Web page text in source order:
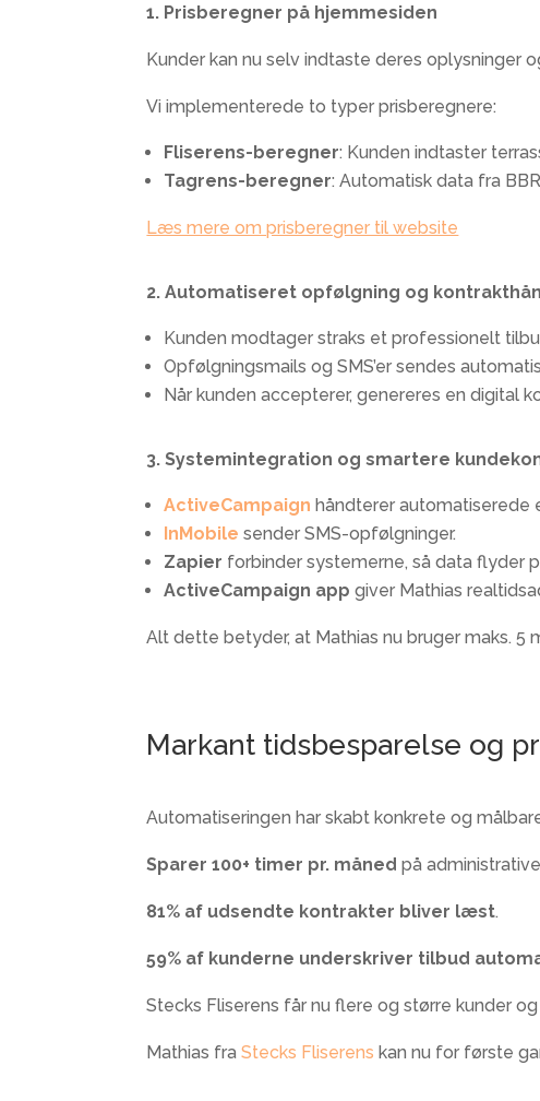
1. Prisberegner på hjemmesiden
Kunder kan nu selv indtaste deres oplysninger
Vi implementerede to typer prisberegnere:​
Fliserens-beregner: Kunden indtaster
Tagrens-beregner: Automatisk data fra
Læs mere om prisberegner til website
2. Automatiseret opfølgning og
Kunden modtager straks et professionelt
Opfølgningsmails og SMS’er sendes
Når kunden accepterer, genereres en digital
3. Systemintegration og smartere
ActiveCampaign håndterer automatiserede
InMobile sender SMS-opfølgninger.
Zapier forbinder systemerne, så data flyder
ActiveCampaign app giver Mathias
Alt dette betyder, at Mathias nu brugermaks. 5
Markant tidsbesparelse og
Automatiseringen har skabtkonkrete og
Sparer 100+ timer pr. måned på
81% af udsendte kontrakter bliver læst.
59% af kunderne underskriver tilbud
Stecks Fliserens får nu flere og større kunder
Mathias fraStecks Fliserens kan nu for første